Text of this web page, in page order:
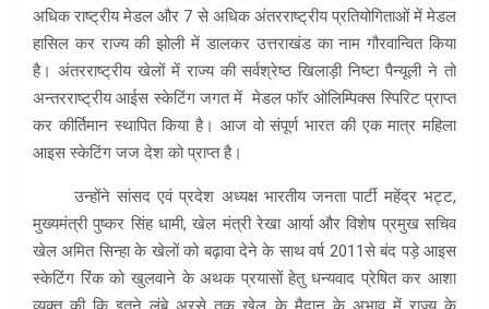
अधिक राष्ट्रीय मेडल और 7 से अधिक अंतरराष्ट्रीय प्रतियोगिताओं में मेडल
हासिल कर राज्य की झोली में डालकर उत्तराखंड का नाम गौरवान्वित किया
है। अंतरराष्ट्रीय खेलों में राज्य की सर्वश्रेष्ठ खिलाड़ी निष्टा पैन्यूली ने तो
अन्तरराष्ट्रीय आईस स्केटिंग जगत में मेडल फॉर ओलिम्पिक्स स्पिरिट प्राप्त
कर कीर्तिमान स्थापित किया है। आज वो संपूर्ण भारत की एक मात्र महिला
आइस स्केटिंग जज देश को प्राप्त है।
उन्होंने सांसद एवं प्रदेश अध्यक्ष भारतीय जनता पार्टी महेंद्र भट्ट,
मुख्यमंत्री पुष्कर सिंह धामी, खेल मंत्री रेखा आर्या और विशेष प्रमुख सचिव
खेल अमित सिन्हा के खेलों को बढ़ावा देने के साथ वर्ष 2011से बंद पड़े आइस
स्केटिंग रिंक को खुलवाने के अथक प्रयासों हेतु धन्यवाद प्रेषित कर आशा